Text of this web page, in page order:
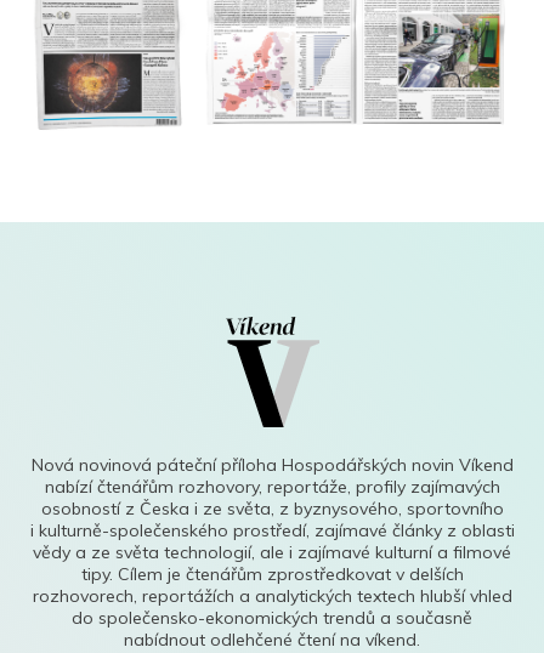
Nová novinová páteční příloha Hospodářských novin Víkend
nabízí čtenářům rozhovory, reportáže, profily zajímavých
osobností z Česka i ze světa, z byznysového, sportovního
i kulturně-společenského prostředí, zajímavé články z oblasti
vědy a ze světa technologií, ale i zajímavé kulturní a filmové
tipy. Cílem je čtenářům zprostředkovat v delších
rozhovorech, reportážích a analytických textech hlubší vhled
do společensko-ekonomických trendů a současně
nabídnout odlehčené čtení na víkend.